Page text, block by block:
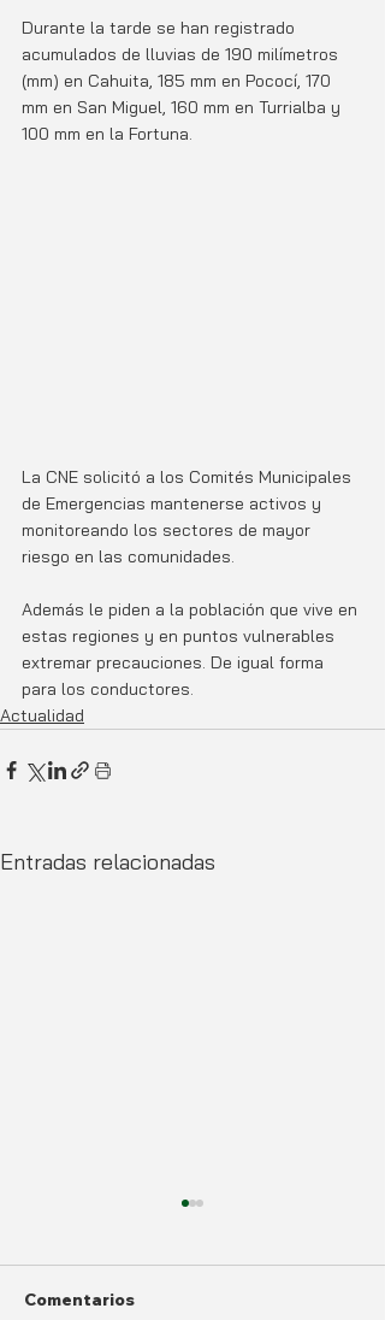
Durante la tarde se han registrado
acumulados de lluvias de 190 milímetros
(mm) en Cahuita, 185 mm en Pococí, 170
mm en San Miguel, 160 mm en Turrialba y
100 mm en la Fortuna.
La CNE solicitó a los Comités Municipales
de Emergencias mantenerse activos y
monitoreando los sectores de mayor
riesgo en las comunidades.
Además le piden a la población que vive en
estas regiones y en puntos vulnerables
extremar precauciones. De igual forma
para los conductores.
Actualidad
Entradas relacionadas
Comentarios